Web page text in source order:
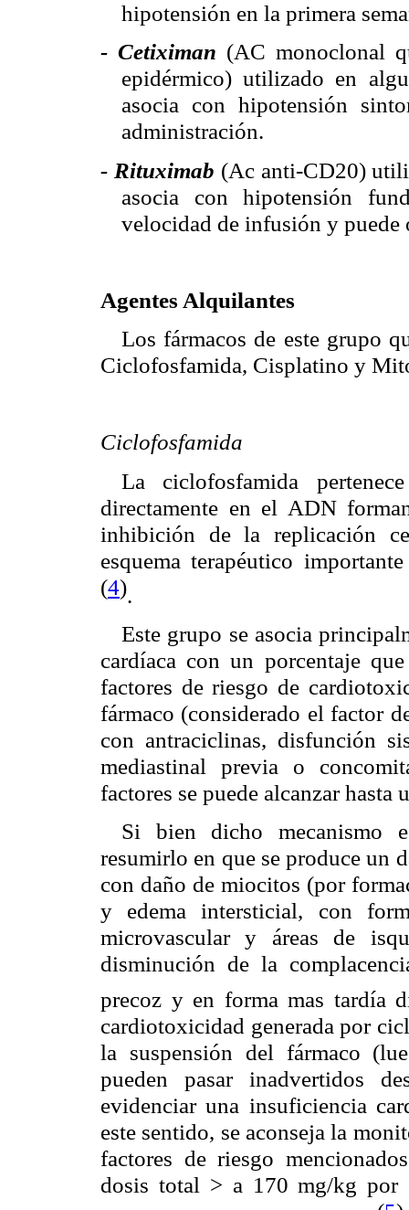
hipotensión en la primera
- Cetiximan (AC monoclonal
epidérmico) utilizado en
asocia con hipotensión
administración.
- Rituximab (Ac anti-CD20)
asocia con hipotensión
velocidad de infusión y puede
Agentes Alquilantes
Los fármacos de este grupo
Ciclofosfamida, Cisplatino y
Ciclofosfamida
La ciclofosfamida
directamente en el ADN
inhibición de la replicación
esquema terapéutico
(4).
Este grupo se asocia
cardíaca con un porcentaje
factores de riesgo de
fármaco (considerado el factor
con antraciclinas, disfunción
mediastinal previa o
factores se puede alcanzar
Si bien dicho mecanismo
resumirlo en que se produce un
con daño de miocitos (por
y edema intersticial, con
microvascular y áreas de
disminución de la
precoz y en forma mas tardía
cardiotoxicidad generada por
la suspensión del fármaco
pueden pasar inadvertidos
evidenciar una insuficiencia
este sentido, se aconseja la
factores de riesgo
dosis total > a 170 mg/kg por